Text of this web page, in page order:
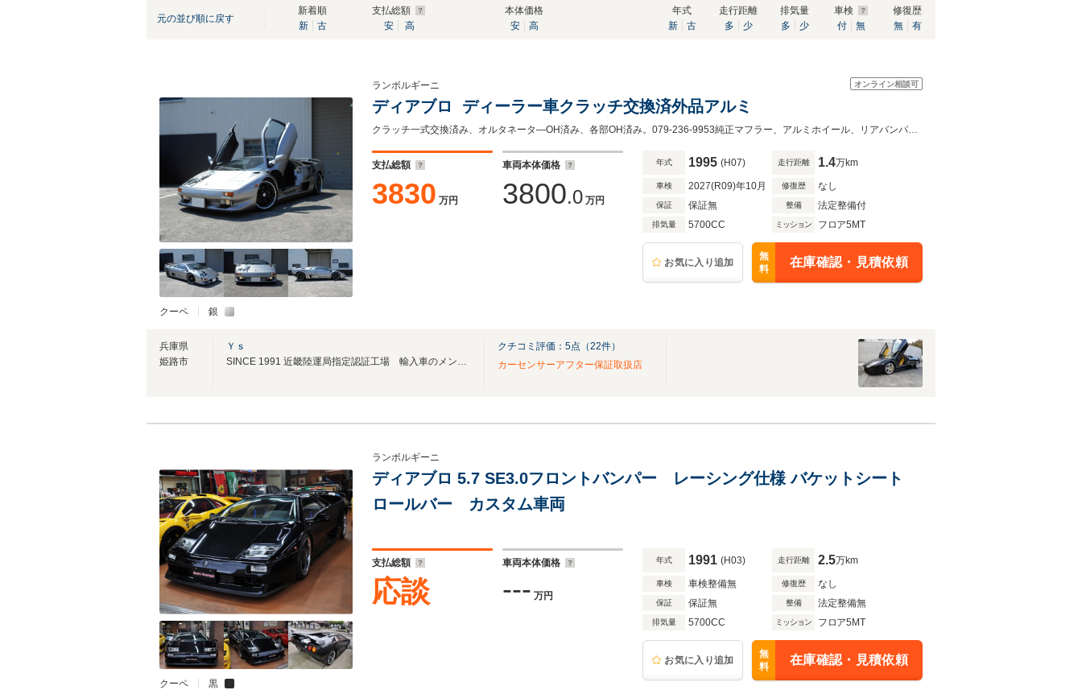
元の並び順に戻す
新着順
新
古
支払総額
安
高
本体価格
安
高
年式
新
古
走行距離
多
少
排気量
多
少
車検
付
無
修復歴
無
有
クーペ 銀
オンライン相談可
ランボルギーニ
ディアブロ ディーラー車クラッチ交換済外品アルミ
クラッチ一式交換済み、オルタネータ―OH済み、各部OH済み。079-236-9953純正マフラー、アルミホイール、リアバンパーございます。
支払総額
3830 万円
車両本体価格
3800.0 万円
年式 1995 (H07) 走行距離 1.4万km
車検 2027(R09)年10月 修復歴 なし
保証 保証無 整備 法定整備付
排気量 5700CC ミッション フロア5MT
お気に入り追加
無
料
在庫確認・見積依頼
兵庫県
姫路市
Ｙｓ
SINCE 1991 近畿陸運局指定認証工場 輸入車のメンテナンスはお任せ下さい
クチコミ評価： 5点（22件）
カーセンサーアフター保証取扱店
クーペ 黒
ランボルギーニ
ディアブロ 5.7 SE3.0フロントバンパー レーシング仕様 バケットシート
ロールバー カスタム車両
支払総額
応談
車両本体価格
--- 万円
年式 1991 (H03) 走行距離 2.5万km
車検 車検整備無 修復歴 なし
保証 保証無 整備 法定整備無
排気量 5700CC ミッション フロア5MT
お気に入り追加
無
料
在庫確認・見積依頼